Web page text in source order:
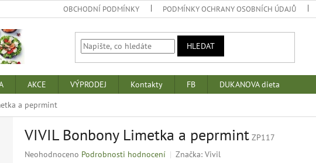
OBCHODNÍ PODMÍNKY PODMÍNKY OCHRANY OSOBNÍCH ÚDAJŮ
HLEDAT
AKCE VÝPRODEJ Kontakty FB
DUKANOVA dieta
a peprmint
VIVIL Bonbony Limetka a peprmint ZP117
Průměrné
Neohodnoceno Podrobnosti hodnocení Značka: Vivil